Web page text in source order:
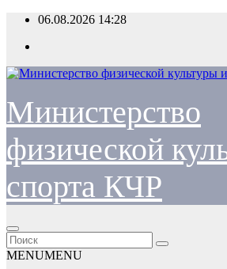
Перейти
содержимому
06.08.2026 14:28
Министерство
физической
спорта КЧР
MENUMENU